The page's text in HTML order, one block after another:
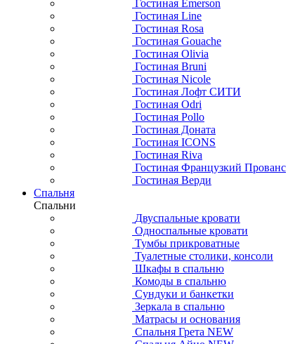
Гостиная Emerson
Гостиная Line
Гостиная Rosa
Гостиная Gouache
Гостиная Olivia
Гостиная Bruni
Гостиная Nicole
Гостиная Лофт СИТИ
Гостиная Odri
Гостиная Pollo
Гостиная Доната
Гостиная ICONS
Гостиная Riva
Гостиная Французкий Прованс
Гостиная Верди
Спальня
Спальни
Двуспальные кровати
Односпальные кровати
Тумбы прикроватные
Туалетные столики, консоли
Шкафы в спальню
Комоды в спальню
Сундуки и банкетки
Зеркала в спальню
Матрасы и основания
Спальня Грета NEW